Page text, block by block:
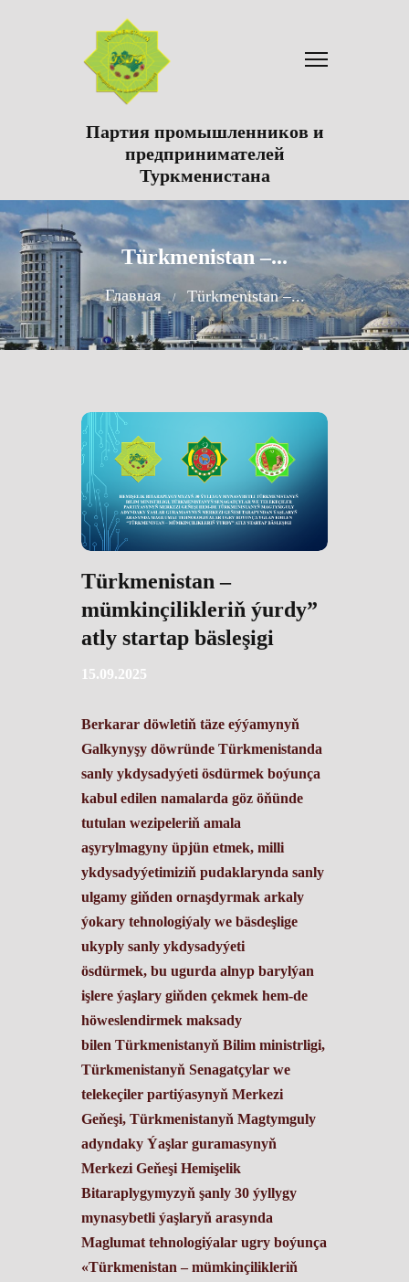
Партия промышленников и
предпринимателей
Туркменистана
Türkmenistan –...
Главная Türkmenistan –...
Türkmenistan –
mümkinçilikleriň ýurdy”
atly startap bäsleşigi
15.09.2025
Berkarar döwletiň täze eýýamynyň
Galkynyşy döwründe Türkmenistanda
sanly ykdysadyýeti ösdürmek boýunça
kabul edilen namalarda göz öňünde
tutulan wezipeleriň amala
aşyrylmagyny üpjün etmek, milli
ykdysadyýetimiziň pudaklarynda sanly
ulgamy giňden ornaşdyrmak arkaly
ýokary tehnologiýaly we bäsdeşlige
ukyply sanly ykdysadyýeti
ösdürmek, bu ugurda alnyp barylýan
işlere ýaşlary giňden çekmek hem-de
höweslendirmek maksady
bilen Türkmenistanyň Bilim ministrligi,
Türkmenistanyň Senagatçylar we
telekeçiler partiýasynyň Merkezi
Geňeşi, Türkmenistanyň Magtymguly
adyndaky Ýaşlar guramasynyň
Merkezi Geňeşi Hemişelik
Bitaraplygymyzyň şanly 30 ýyllygy
mynasybetli ýaşlaryň arasynda
Maglumat tehnologiýalar ugry boýunça
«Türkmenistan – mümkinçilikleriň